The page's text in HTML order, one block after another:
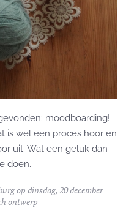
moodboarding!
is wel een proces hoor en
uit. Wat een geluk dan
doen.
op dinsdag, 20 december
ontwerp